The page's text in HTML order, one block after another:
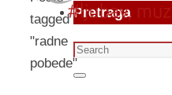
tagged
"radne
pobede"
Pretraga
Search
for:
Search